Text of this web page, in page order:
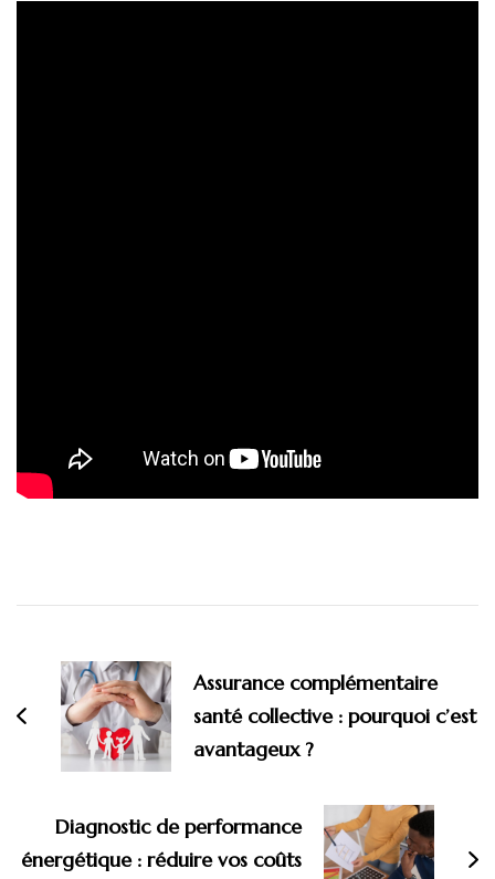
d'article
Assurance complémentaire
santé collective : pourquoi c’est
avantageux ?
Diagnostic de performance
énergétique : réduire vos coûts